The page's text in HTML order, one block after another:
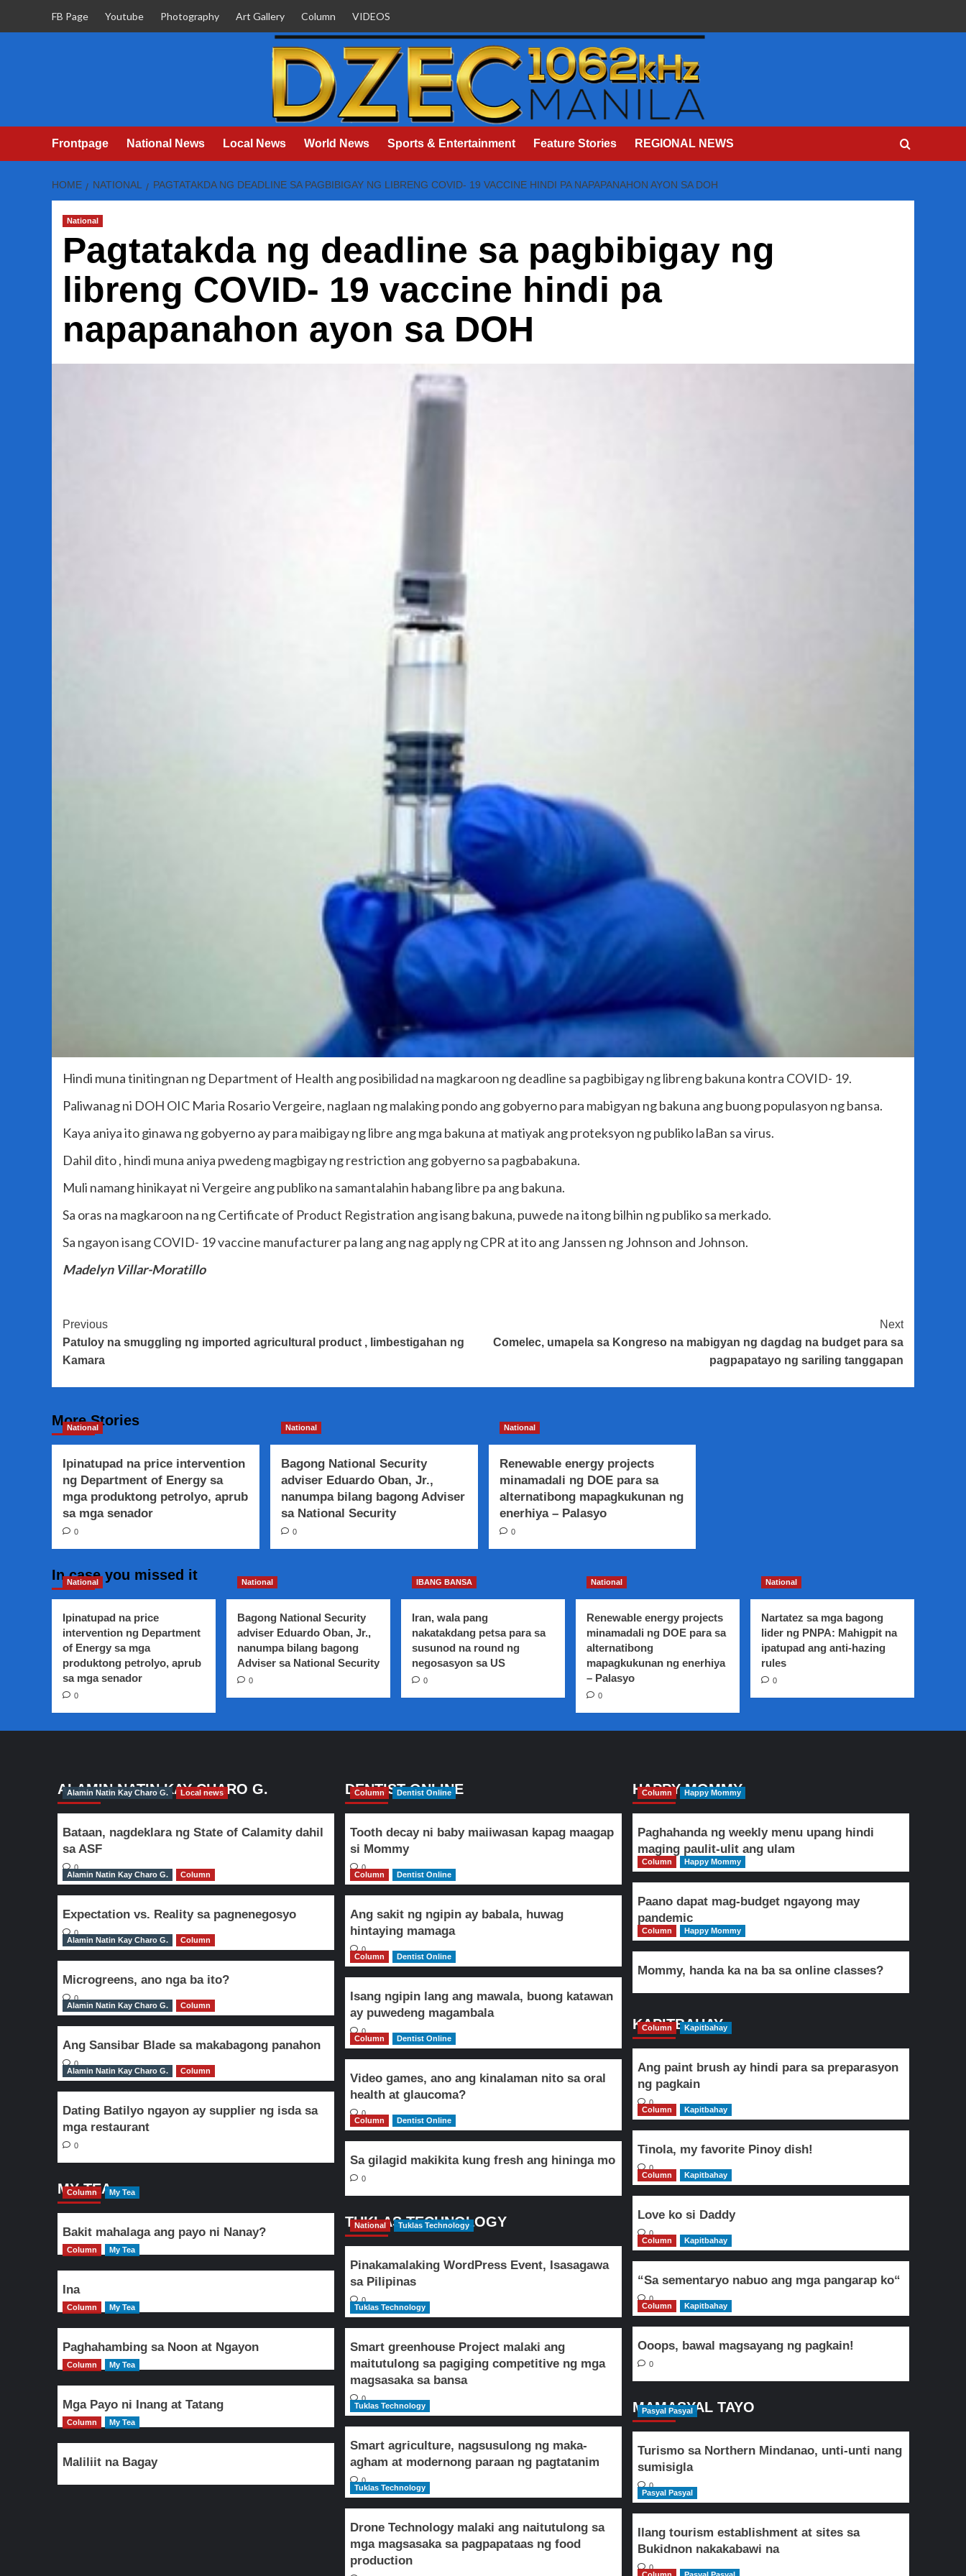
FB Page Youtube Photography Art Gallery Column VIDEOS
Frontpage National News Local News World News Sports & Entertainment Feature Stories REGIONAL NEWS
HOME NATIONAL PAGTATAKDA NG DEADLINE SA PAGBIBIGAY NG LIBRENG COVID- 19 VACCINE HINDI PA NAPAPANAHON AYON SA DOH
National
Pagtatakda ng deadline sa pagbibigay ng
libreng COVID- 19 vaccine hindi pa
napapanahon ayon sa DOH
Hindi muna tinitingnan ng Department of Health ang posibilidad na magkaroon ng deadline sa pagbibigay ng libreng bakuna kontra COVID- 19.
Paliwanag ni DOH OIC Maria Rosario Vergeire, naglaan ng malaking pondo ang gobyerno para mabigyan ng bakuna ang buong populasyon ng bansa.
Kaya aniya ito ginawa ng gobyerno ay para maibigay ng libre ang mga bakuna at matiyak ang proteksyon ng publiko laBan sa virus.
Dahil dito , hindi muna aniya pwedeng magbigay ng restriction ang gobyerno sa pagbabakuna.
Muli namang hinikayat ni Vergeire ang publiko na samantalahin habang libre pa ang bakuna.
Sa oras na magkaroon na ng Certificate of Product Registration ang isang bakuna, puwede na itong bilhin ng publiko sa merkado.
Sa ngayon isang COVID- 19 vaccine manufacturer pa lang ang nag apply ng CPR at ito ang Janssen ng Johnson and Johnson.
Madelyn Villar-Moratillo
Post
Navigation
Previous
Patuloy na smuggling ng imported agricultural product , Iimbestigahan ng
Kamara
Next
Comelec, umapela sa Kongreso na mabigyan ng dagdag na budget para sa
pagpapatayo ng sariling tanggapan
More Stories
National
Ipinatupad na price intervention
ng Department of Energy sa
mga produktong petrolyo, aprub
sa mga senador
0
National
Bagong National Security
adviser Eduardo Oban, Jr.,
nanumpa bilang bagong Adviser
sa National Security
0
National
Renewable energy projects
minamadali ng DOE para sa
alternatibong mapagkukunan ng
enerhiya – Palasyo
0
In case you missed it
National
Ipinatupad na price
intervention ng Department
of Energy sa mga
produktong petrolyo, aprub
sa mga senador
0
National
Bagong National Security
adviser Eduardo Oban, Jr.,
nanumpa bilang bagong
Adviser sa National Security
0
IBANG BANSA
Iran, wala pang
nakatakdang petsa para sa
susunod na round ng
negosasyon sa US
0
National
Renewable energy projects
minamadali ng DOE para sa
alternatibong
mapagkukunan ng enerhiya
– Palasyo
0
National
Nartatez sa mga bagong
lider ng PNPA: Mahigpit na
ipatupad ang anti-hazing
rules
0
ALAMIN NATIN KAY CHARO G.
Alamin Natin Kay Charo G. Local news
Bataan, nagdeklara ng State of Calamity dahil
sa ASF
0
Alamin Natin Kay Charo G.
Column
Expectation vs. Reality sa pagnenegosyo
0
Alamin Natin Kay Charo G.
Column
Microgreens, ano nga ba ito?
0
Alamin Natin Kay Charo G.
Column
Ang Sansibar Blade sa makabagong panahon
0
Alamin Natin Kay Charo G.
Column
Dating Batilyo ngayon ay supplier ng isda sa
mga restaurant
0
MY TEA
Column My Tea
Bakit mahalaga ang payo ni Nanay?
Column My Tea
Ina
Column My Tea
Paghahambing sa Noon at Ngayon
Column My Tea
Mga Payo ni Inang at Tatang
Column My Tea
Maliliit na Bagay
DENTIST ONLINE
Column Dentist Online
Tooth decay ni baby maiiwasan kapag maagap
si Mommy
0
Column
Dentist Online
Ang sakit ng ngipin ay babala, huwag
hintaying mamaga
0
Column
Dentist Online
Isang ngipin lang ang mawala, buong katawan
ay puwedeng magambala
0
Column
Dentist Online
Video games, ano ang kinalaman nito sa oral
health at glaucoma?
0
Column
Dentist Online
Sa gilagid makikita kung fresh ang hininga mo
0
TUKLAS TECHNOLOGY
National Tuklas Technology
Pinakamalaking WordPress Event, Isasagawa
sa Pilipinas
0
Tuklas Technology
Smart greenhouse Project malaki ang
maitutulong sa pagiging competitive ng mga
magsasaka sa bansa
0
Tuklas Technology
Smart agriculture, nagsusulong ng maka-
agham at modernong paraan ng pagtatanim
0
Tuklas Technology
Drone Technology malaki ang naitutulong sa
mga magsasaka sa pagpapataas ng food
production
HAPPY MOMMY
Column Happy Mommy
Paghahanda ng weekly menu upang hindi
maging paulit-ulit ang ulam
Column Happy Mommy
Paano dapat mag-budget ngayong may
pandemic
Column Happy Mommy
Mommy, handa ka na ba sa online classes?
KAPITBAHAY
Column Kapitbahay
Ang paint brush ay hindi para sa preparasyon
ng pagkain
0
Column
Kapitbahay
Tinola, my favorite Pinoy dish!
0
Column
Kapitbahay
Love ko si Daddy
0
Column
Kapitbahay
“Sa sementaryo nabuo ang mga pangarap ko“
0
Column
Kapitbahay
Ooops, bawal magsayang ng pagkain!
0
MAMASYAL TAYO
Pasyal Pasyal
Turismo sa Northern Mindanao, unti-unti nang
sumisigla
0
Pasyal Pasyal
Ilang tourism establishment at sites sa
Bukidnon nakakabawi na
0
Column
Pasyal Pasyal